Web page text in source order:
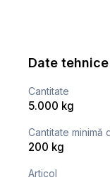
Date tehnice
Cantitate
5.000 kg
Cantitate minimă
200 kg
Articol